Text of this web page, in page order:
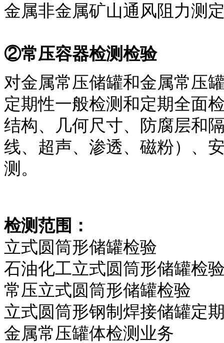
金属非金属矿山通风阻力测
②常压容器检测检验
对金属常压储罐和金属常压
定期性一般检测和定期全面
结构、几何尺寸、防腐层和
线、超声、渗透、磁粉）、
测。
检测范围：
立式圆筒形储罐检验
石油化工立式圆筒形储罐检
常压立式圆筒形储罐检验
立式圆筒形钢制焊接储罐定
金属常压罐体检测业务